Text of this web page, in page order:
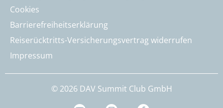
Cookies
Barrierefreiheitserklärung
Reiserücktritts-Versicherungsvertrag widerrufen
Impressum
© 2026 DAV Summit Club GmbH